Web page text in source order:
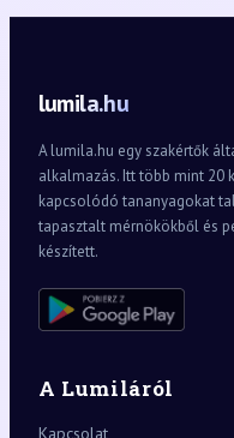
lumila.hu
A lumila.hu egy szakértők
alkalmazás. Itt több mint 20
kapcsolódó tananyagokat
tapasztalt mérnökökből és
készített.
A Lumiláról
Kapcsolat